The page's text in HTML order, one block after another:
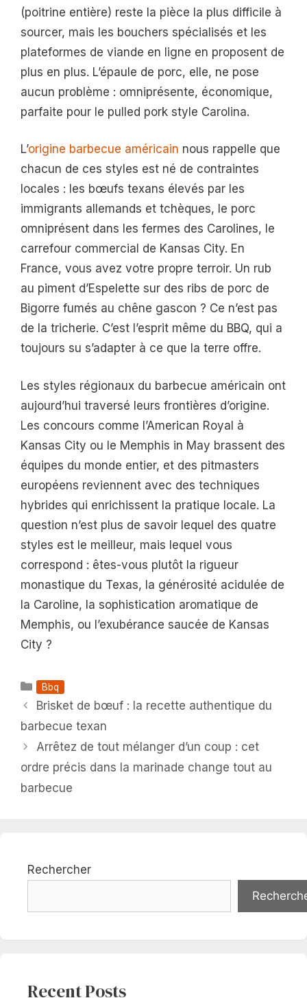
(poitrine entière) reste la pièce la plus difficile à
sourcer, mais les bouchers spécialisés et les
plateformes de viande en ligne en proposent de
plus en plus. L’épaule de porc, elle, ne pose
aucun problème : omniprésente, économique,
parfaite pour le pulled pork style Carolina.
L’origine barbecue américain nous rappelle que
chacun de ces styles est né de contraintes
locales : les bœufs texans élevés par les
immigrants allemands et tchèques, le porc
omniprésent dans les fermes des Carolines, le
carrefour commercial de Kansas City. En
France, vous avez votre propre terroir. Un rub
au piment d’Espelette sur des ribs de porc de
Bigorre fumés au chêne gascon ? Ce n’est pas
de la tricherie. C’est l’esprit même du BBQ, qui a
toujours su s’adapter à ce que la terre offre.
Les styles régionaux du barbecue américain ont
aujourd’hui traversé leurs frontières d’origine.
Les concours comme l’American Royal à
Kansas City ou le Memphis in May brassent des
équipes du monde entier, et des pitmasters
européens reviennent avec des techniques
hybrides qui enrichissent la pratique locale. La
question n’est plus de savoir lequel des quatre
styles est le meilleur, mais lequel vous
correspond : êtes-vous plutôt la rigueur
monastique du Texas, la générosité acidulée de
la Caroline, la sophistication aromatique de
Memphis, ou l’exubérance saucée de Kansas
City ?
Catégories
Bbq
Brisket de bœuf : la recette authentique du
barbecue texan
Arrêtez de tout mélanger d’un coup : cet
ordre précis dans la marinade change tout au
barbecue
Rechercher
Recent Posts